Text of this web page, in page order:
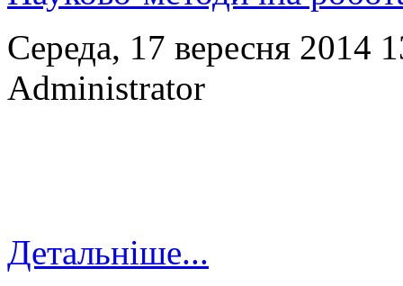
Середа, 17 вересня 2014
Administrator
Детальніше...